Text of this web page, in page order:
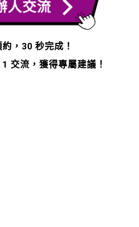
人交流
，30 秒完成！
交流，獲得專屬建議！